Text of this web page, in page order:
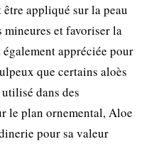
appliqué sur la peau
et favoriser la
appréciée pour
que certains aloès
dans des
le plan ornemental, Aloe
pour sa valeur